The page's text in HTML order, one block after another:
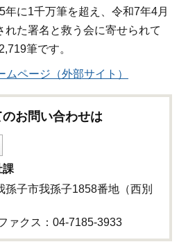
年に1千万筆を超え、令和7年4月
れた署名と救う会に寄せられて
筆です。
ページ（外部サイト）
お問い合わせは
課
子市我孫子1858番地（西別
ァクス：04-7185-3933